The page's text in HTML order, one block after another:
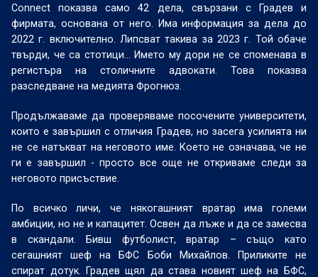
Connect показва само 42 дела, свързани с Градев и
фирмата, основана от него. Има информация за дела до
2022 г. включително. Липсват такива за 2023 г. Той обаче
твърди, че са стотици… Името му дори не се споменава в
регистъра на столичните адвокати. Това показва
разследване на медията Фрогнюз.
Продължаваме да проверяваме посочените университети,
които е завършил с отличия Градев, но засега усилията ни
не се натъкват на неговото име. Което не означава, че не
ги е завършил - просто все още не откриваме следи за
неговото присъствие.
По всичко личи, че някогашният вратар има големи
амбиции, но не и капацитет. Освен да лъже и да се замесва
в скандали. Бивш футболист, вратар – също като
сегашният шеф на БФС Боби Михайлов. Приликите не
спират дотук. Градев щял да става новият шеф на БФС,